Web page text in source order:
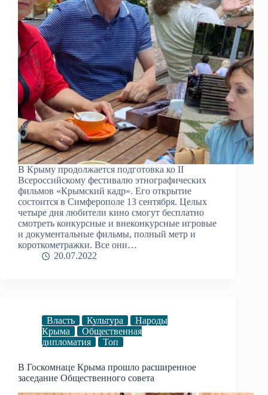
В Крыму продолжается подготовка ко II
Всероссийскому фестивалю этнографических
фильмов «Крымский кадр». Его открытие
состоится в Симферополе 13 сентября. Целых
четыре дня любители кино смогут бесплатно
смотреть конкурсные и внеконкурсные игровые
и документальные фильмы, полный метр и
короткометражки. Все они…
20.07.2022
Власть Культура
Народы
Крыма
Общественная
дипломатия
Топ
В Госкомнаце Крыма прошло расширенное
заседание Общественного совета